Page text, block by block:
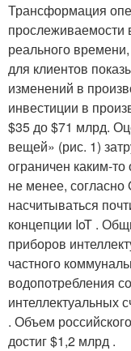
Трансформация
прослеживаемости
реального
для клиентов
изменений в
инвестиции в
$35 до $71 млрд.
вещей» (рис. 1)
ограничен каким-
не менее, согласно
насчитываться
концепции IoT .
приборов
частного
водопотребления
интеллектуальных
. Объем
достиг $1,2 млрд .